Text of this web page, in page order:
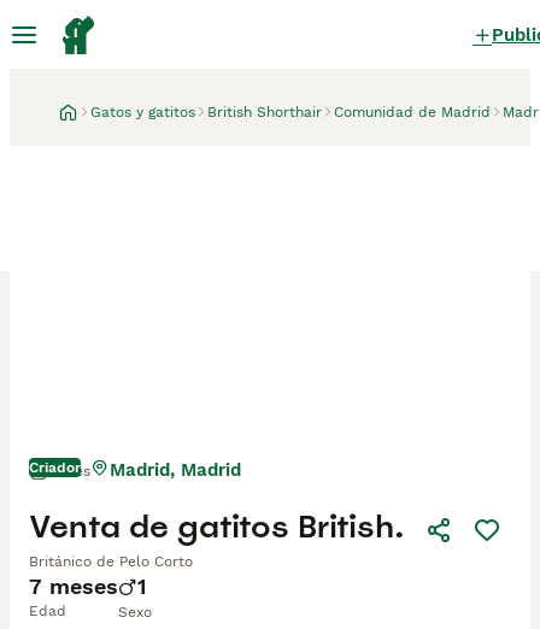
Gatos y gatitos British Shorthair Comunidad de Madrid
Criador
7 meses
Edad
1
Sexo
Venta de gatitos British.
Británico de Pelo Corto
1 mes Madrid, Madrid